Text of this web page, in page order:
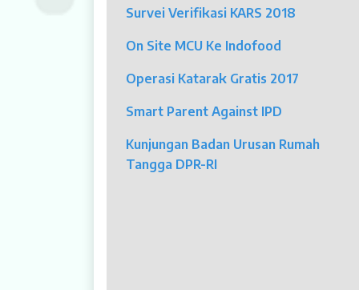
Rawat Jalan
Survei Verifikasi KARS 2018
On Site MCU Ke Indofood
Operasi Katarak Gratis 2017
Smart Parent Against IPD
Kunjungan Badan Urusan Rumah
Tangga DPR-RI